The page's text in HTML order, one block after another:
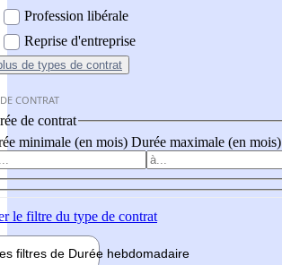
Profession libérale
Reprise d'entreprise
de types de contrat
CONTRAT
de contrat
minimale (en mois) Durée maximale (en mois)
le filtre du type de contrat
filtres de Durée hebdomadaire